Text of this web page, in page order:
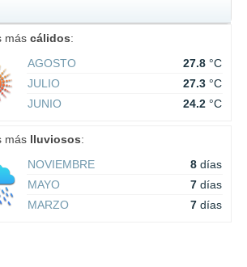
máscálidos:
AGOSTO
27.8 °C
JULIO
27.3 °C
JUNIO
24.2 °C
más lluviosos:
NOVIEMBRE
8 días
MAYO
7 días
MARZO
7 días